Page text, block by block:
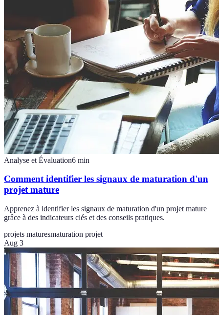
Analyse et Évaluation6 min
Comment identifier les signaux de maturation d'un
projet mature
Apprenez à identifier les signaux de maturation d'un projet mature
grâce à des indicateurs clés et des conseils pratiques.
projets maturesmaturation projet
Aug 3